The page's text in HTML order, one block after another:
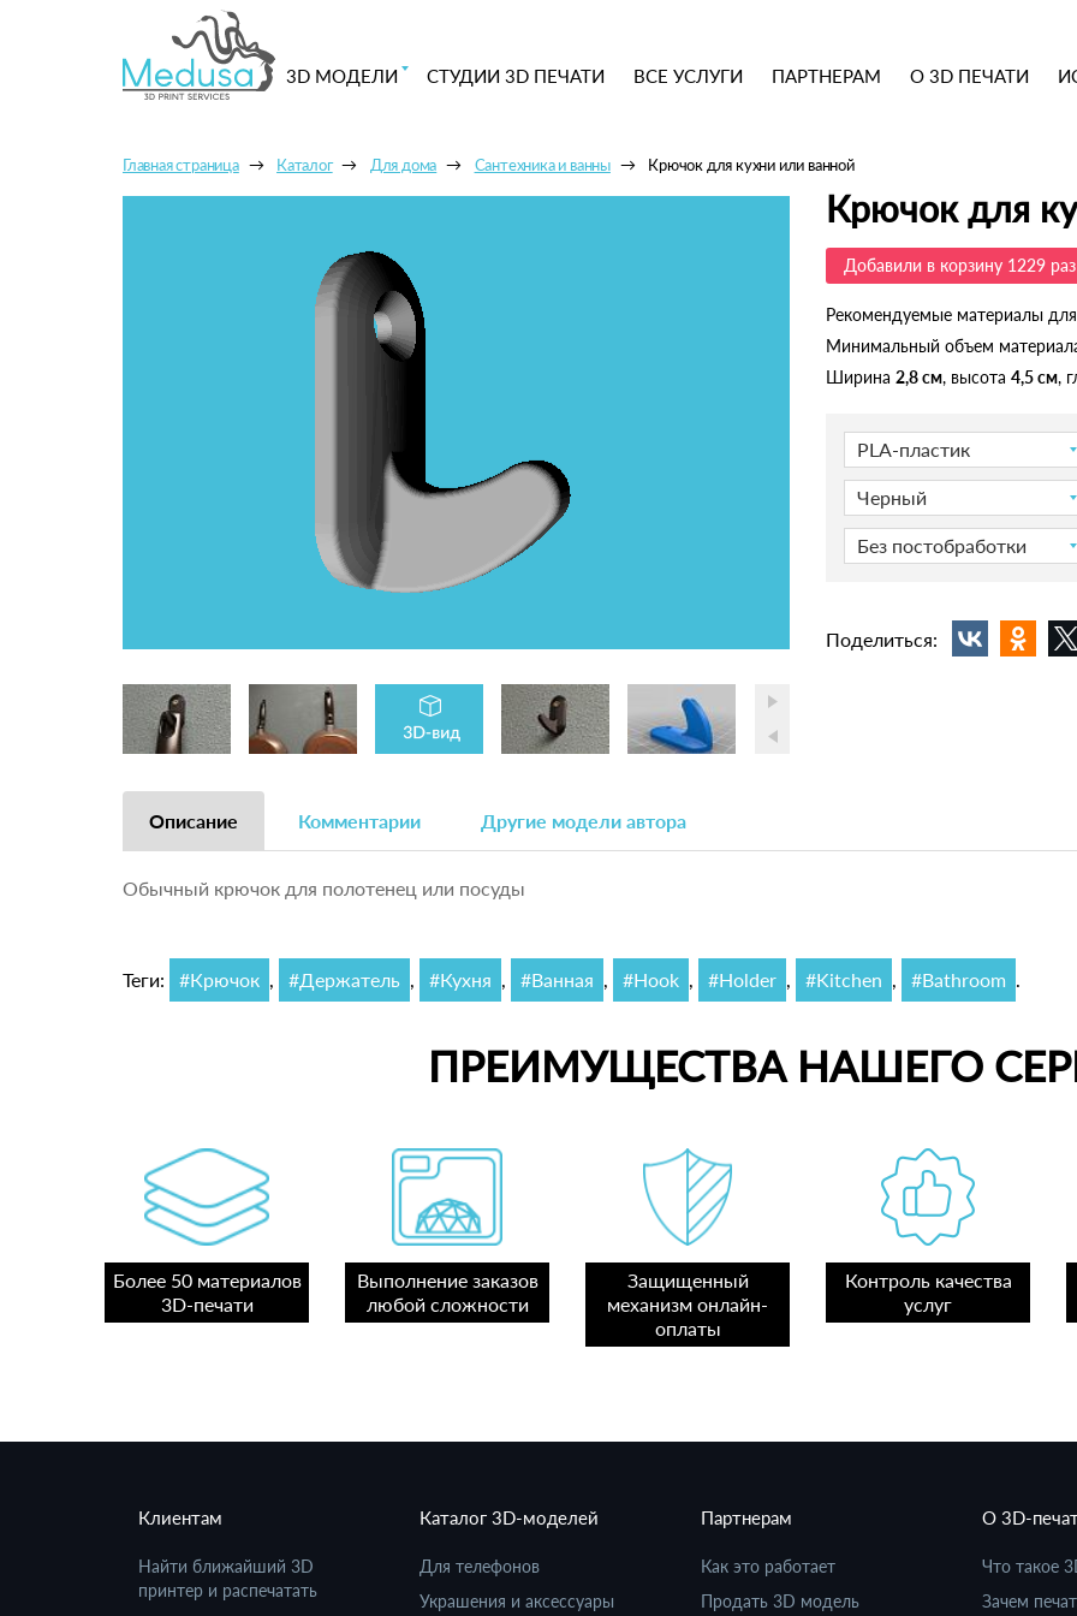
3D МОДЕЛИ СТУДИИ 3D ПЕЧАТИ ВСЕ УСЛУГИ ПАРТНЕРАМ О 3D ПЕЧАТИ
Главная страница Каталог Для дома Сантехника и ванны Крючок для кухни или ванной
Крючок для
Добавили в корзину 1229 раз
Рекомендуемые материалы
Минимальный объем
Ширина 2,8 см, высота 4,5 см,
PLA-пластик
Черный
Без постобработки
Поделиться:
Описание Комментарии Другие модели автора
Обычный крючок для полотенец или посуды
Теги: #Крючок , #Держатель , #Кухня , #Ванная , #Hook , #Holder , #Kitchen , #Bathroom .
ПРЕИМУЩЕСТВА НАШЕГО
Более 50 материалов
3D-печати
Выполнение заказов
любой сложности
Защищенный
механизм онлайн-
оплаты
Контроль качества
услуг
Клиентам
Найти ближайший 3D
принтер и распечатать
Каталог 3D-моделей
Для телефонов
Украшения и аксессуары
Партнерам
Как это работает
Продать 3D модель
О 3D-
Что такое
Зачем